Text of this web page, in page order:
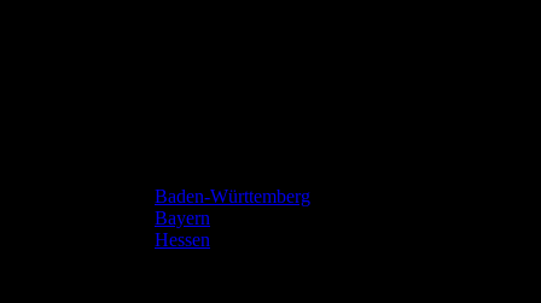
Baden-Württemberg
Bayern
Hessen